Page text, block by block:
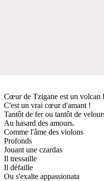
Cœur de Tzigane est un volcan
C'est un vrai cœur d'amant !
Tantôt de fer ou tantôt de
Au hasard des amours.
Comme l'âme des violons
Profonds
Jouant une czardas
Il tressaille
Il défaille
Ou s'exalte appassionata